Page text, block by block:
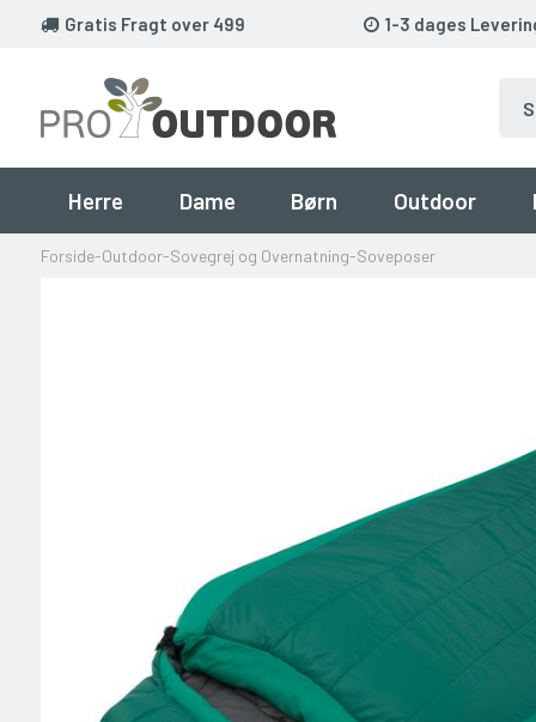
Gratis Fragt over 499 1-3 dages
Herre Dame Børn Outdoor
Forside-Outdoor-Sovegrej og Overnatning-Soveposer